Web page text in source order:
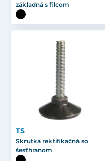
základná s filcom
TS
Skrutka rektifikačná so
šesťhranom